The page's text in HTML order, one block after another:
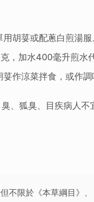
胡荽或配蔥白煎湯
加水400毫升煎水
作涼菜拌食，或作
、狐臭、目疾病人不
限於《本草綱目》